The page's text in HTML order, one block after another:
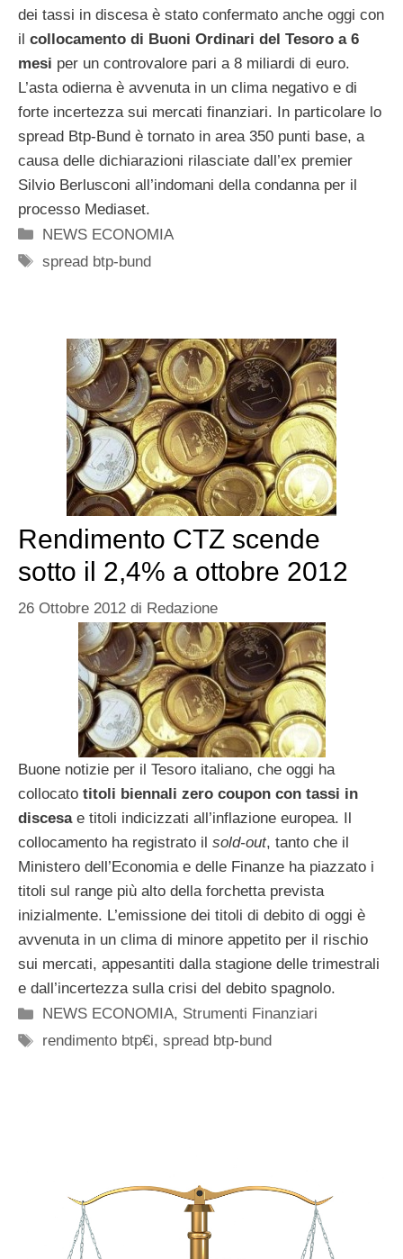
dei tassi in discesa è stato confermato anche oggi con
il collocamento di Buoni Ordinari del Tesoro a 6
mesi per un controvalore pari a 8 miliardi di euro.
L’asta odierna è avvenuta in un clima negativo e di
forte incertezza sui mercati finanziari. In particolare lo
spread Btp-Bund è tornato in area 350 punti base, a
causa delle dichiarazioni rilasciate dall’ex premier
Silvio Berlusconi all’indomani della condanna per il
processo Mediaset.
Categorie
NEWS ECONOMIA
Tag
spread btp-bund
Rendimento CTZ scende
sotto il 2,4% a ottobre 2012
26 Ottobre 2012 di Redazione
Buone notizie per il Tesoro italiano, che oggi ha
collocato titoli biennali zero coupon con tassi in
discesa e titoli indicizzati all’inflazione europea. Il
collocamento ha registrato il sold-out, tanto che il
Ministero dell’Economia e delle Finanze ha piazzato i
titoli sul range più alto della forchetta prevista
inizialmente. L’emissione dei titoli di debito di oggi è
avvenuta in un clima di minore appetito per il rischio
sui mercati, appesantiti dalla stagione delle trimestrali
e dall’incertezza sulla crisi del debito spagnolo.
Categorie
NEWS ECONOMIA, Strumenti Finanziari
Tag
rendimento btp€i,spread btp-bund